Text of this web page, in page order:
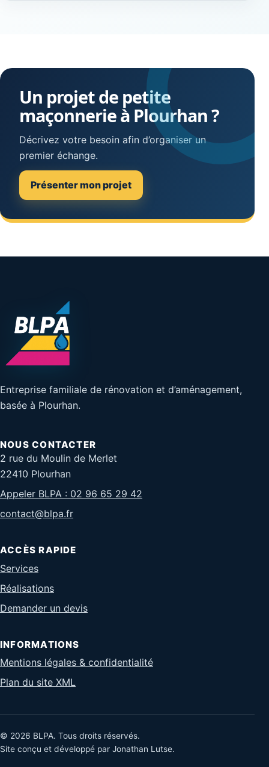
Un projet de petite
maçonnerie à Plourhan ?
Décrivez votre besoin afin d’organiser un
premier échange.
Présenter mon projet
Entreprise familiale de rénovation et d’aménagement,
basée à Plourhan.
NOUS CONTACTER
2 rue du Moulin de Merlet
22410 Plourhan
Appeler BLPA : 02 96 65 29 42
contact@blpa.fr
ACCÈS RAPIDE
Services
Réalisations
Demander un devis
INFORMATIONS
Mentions légales & confidentialité
Plan du site XML
© 2026 BLPA. Tous droits réservés.
Site conçu et développé par Jonathan Lutse.